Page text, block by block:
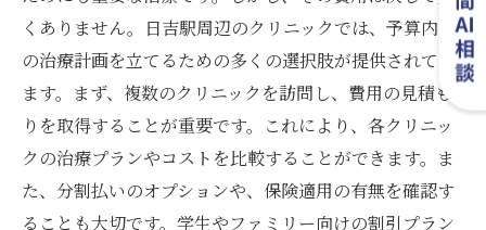
くありません。日吉駅周辺のクリニックでは、予算内で
の治療計画を立てるための多くの選択肢が提供されてい
ます。まず、複数のクリニックを訪問し、費用の見積も
りを取得することが重要です。これにより、各クリニッ
クの治療プランやコストを比較することができます。ま
た、分割払いのオプションや、保険適用の有無を確認す
ることも大切です。学生やファミリー向けの割引プラン